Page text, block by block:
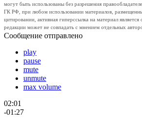
могут быть использованы без разрешения
ГК РФ, при любом использовании материалов,
цитировании, активная гиперссылка на материал
редакции может не совпадать с мнением отдельных
Сообщение отправлено
play
pause
mute
unmute
max volume
02:01
-01:27